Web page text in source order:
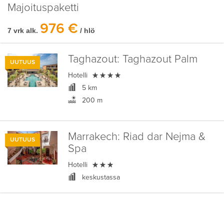
Majoituspaketti
7 vrk alk. 976 € / hlö
UUTUUS Taghazout: Taghazout Palm
Hotelli 
5 km
200 m
UUTUUS Marrakech: Riad dar Nejma &
Spa
Hotelli 
keskustassa